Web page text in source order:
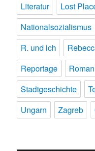
Literatur
Lost
Nationalsozialismus
R. und ich
Reportage
Stadtgeschichte
Ungarn
Zagreb